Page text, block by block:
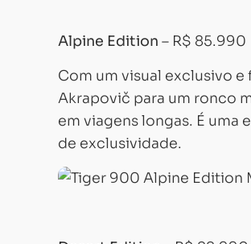
Alpine Edition – R$ 85.990
Com um visual exclusivo
Akrapovič para um ronco
em viagens longas. É
de exclusividade.